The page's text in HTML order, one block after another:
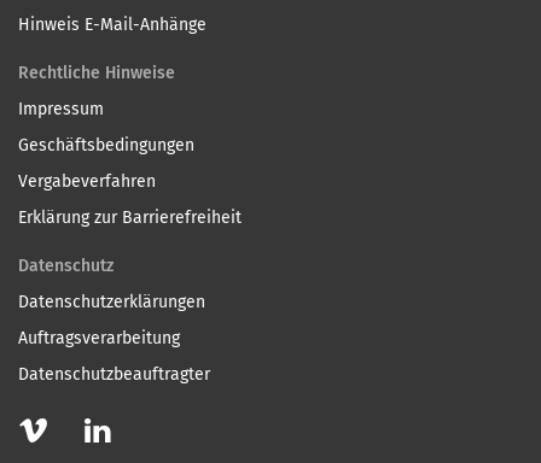
Hinweis E-Mail-Anhänge
Rechtliche Hinweise
Impressum
Geschäftsbedingungen
Vergabeverfahren
Erklärung zur Barrierefreiheit
Datenschutz
Datenschutzerklärungen
Auftragsverarbeitung
Datenschutzbeauftragter